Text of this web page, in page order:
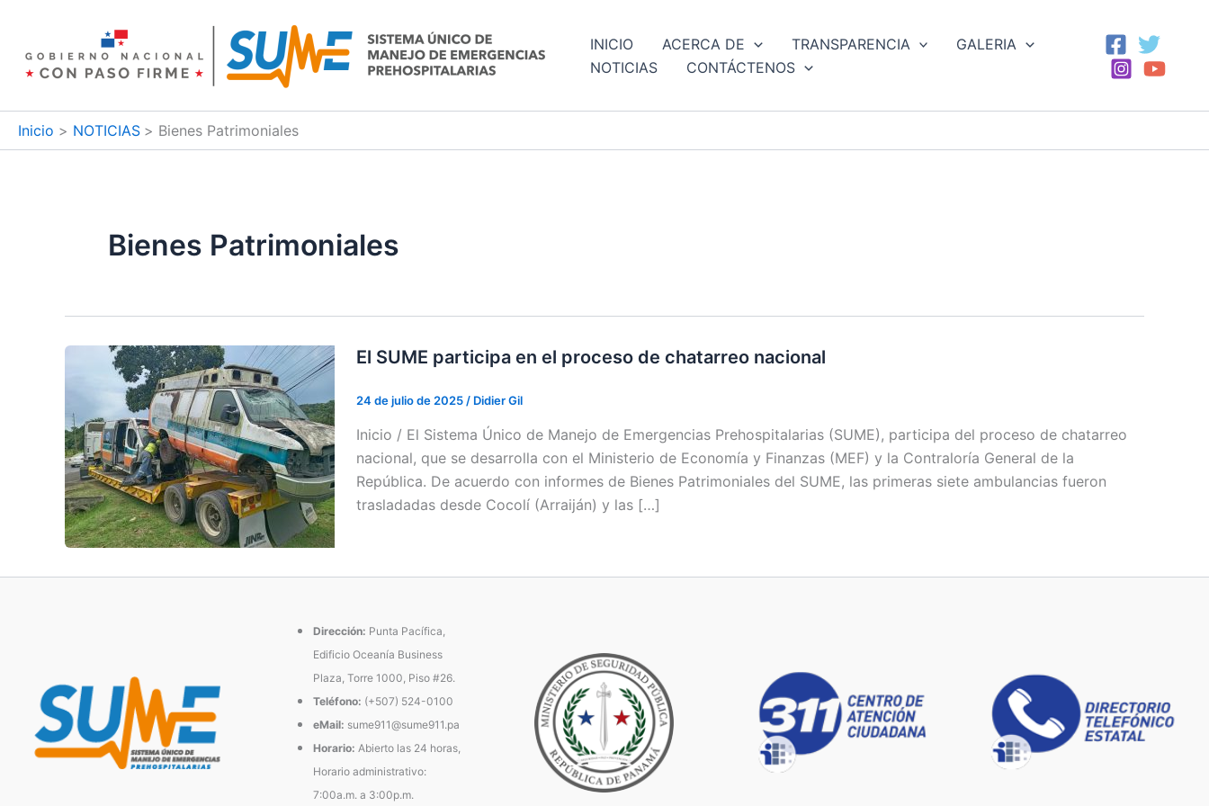
contenido
INICIO ACERCA DE TRANSPARENCIA
GALERIA
NOTICIAS
CONTÁCTENOS
Inicio NOTICIAS Bienes Patrimoniales
Bienes Patrimoniales
El SUME participa en el proceso de chatarreo nacional
24 de julio de 2025 / Didier Gil
Inicio / El Sistema Único de Manejo de Emergencias Prehospitalarias (SUME), participa del proceso de chatarreo
nacional, que se desarrolla con el Ministerio de Economía y Finanzas (MEF) y la Contraloría General de la
República. De acuerdo con informes de Bienes Patrimoniales del SUME, las primeras siete ambulancias fueron
trasladadas desde Cocolí (Arraiján) y las […]
Dirección: Punta Pacífica,
Edificio Oceanía Business
Plaza, Torre 1000, Piso #26.
Teléfono: (+507) 524-0100
eMail: sume911@sume911.pa
Horario: Abierto las 24 horas,
Horario administrativo:
7:00a.m. a 3:00p.m.